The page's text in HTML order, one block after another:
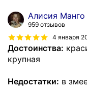
Алисия Манго
959 отзывов
4 января
Достоинства:
крупная
Недостатки: в